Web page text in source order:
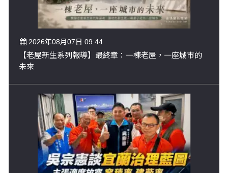
2026年08月07日 09:44
【老屋新生系列報導】最終章：一棟老屋，一座城市的
未來